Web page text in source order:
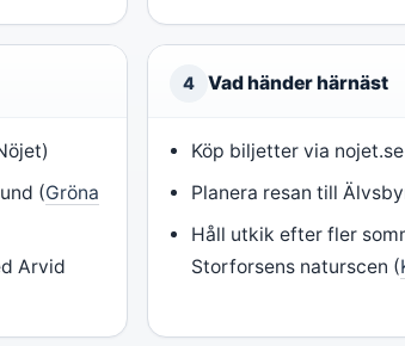
(Gröna
Arvid
4 Vad händer härnäst
Köp biljetter via
Planera resan till
Håll utkik efter fler
Storforsens naturscen (